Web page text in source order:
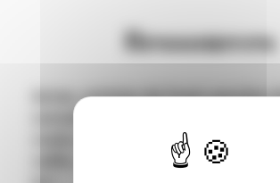
Ressources
Actus, articles de fond, paroles
voulu savoir pour mieux innover
veille, sans jamais oser le